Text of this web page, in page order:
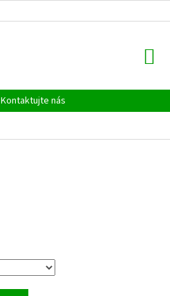
Kontaktujte nás